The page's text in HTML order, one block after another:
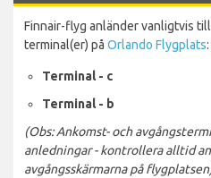
Finnair-flyg anländer vanligtvis
terminal(er) på Orlando Flygplats:
Terminal - c
Terminal - b
(Obs: Ankomst- och
anledningar - kontrollera alltid
avgångsskärmarna på